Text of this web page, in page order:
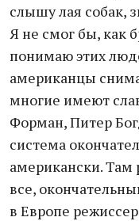
слышу лая собак,
Я не смог бы, как
понимаю этих
американцы
многие имеют
Форман, Питер
система
американски. Там
все,
в Европе